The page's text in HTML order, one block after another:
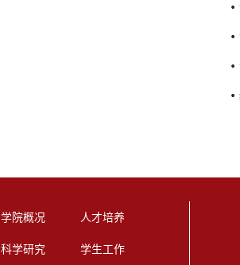
学院概况 人才培养
科学研究 学生工作